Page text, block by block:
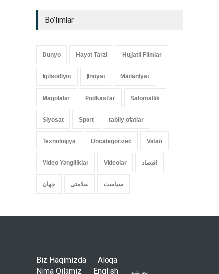
Bo’limlar
Dunyo Hayot Tarzi Hujjatli Filmlar
Iqtisodiyot jinoyat Madaniyat
Maqolalar Podkastlar Salomatlik
Siyosat Sport tabiiy ofatlar
Texnologiya Uncategorized Vatan
Video Yangiliklar Videolar اقتصاد
جهان سلامتی سیاست
Biz Haqimizda
Aloqa
Nima Qilamiz
English پښتو